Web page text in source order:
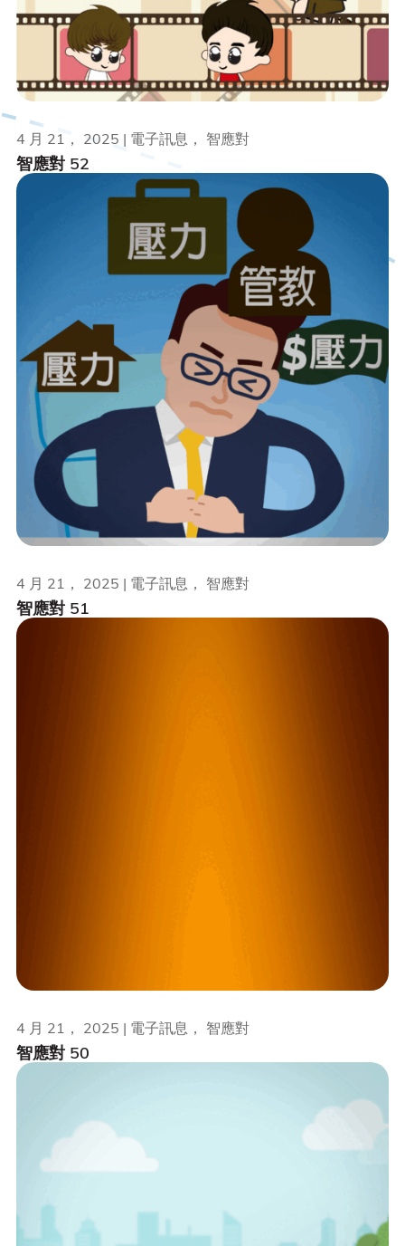
智應對 52
4 月 21， 2025 | 電子訊息， 智應對
智應對 51
4 月 21， 2025 | 電子訊息， 智應對
智應對 50
4 月 21， 2025 | 電子訊息， 智應對